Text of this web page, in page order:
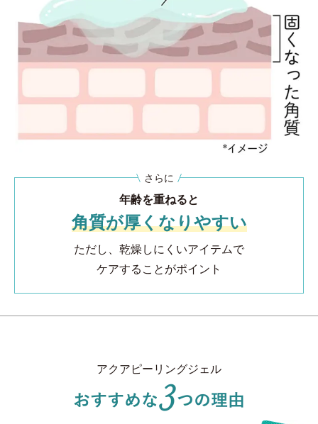
さらに
年齢を重ねると
角質が厚くなりやすい
ただし、乾燥しにくいアイテムで
ケアすることがポイント
アクアピーリングジェル